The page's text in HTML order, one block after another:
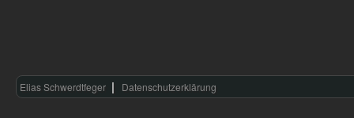
Elias Schwerdtfeger Datenschutzerklärung